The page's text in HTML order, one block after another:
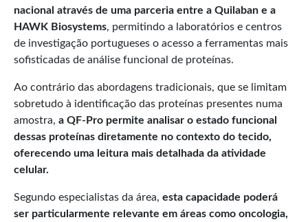
nacional através de uma parceria entre a Quilaban e a
HAWK Biosystems, permitindo a laboratórios e centros
de investigação portugueses o acesso a ferramentas mais
sofisticadas de análise funcional de proteínas.
Ao contrário das abordagens tradicionais, que se limitam
sobretudo à identificação das proteínas presentes numa
amostra, a QF-Pro permite analisar o estado funcional
dessas proteínas diretamente no contexto do tecido,
oferecendo uma leitura mais detalhada da atividade
celular.
Segundo especialistas da área, esta capacidade poderá
ser particularmente relevante em áreas como oncologia,